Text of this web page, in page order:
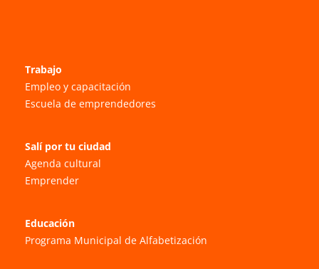
Trabajo
Empleo y capacitación
Escuela de emprendedores
Salí por tu ciudad
Agenda cultural
Emprender
Educación
Programa Municipal de Alfabetización